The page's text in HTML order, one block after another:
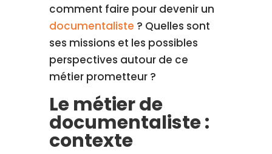
comment faire pour devenir un
documentaliste ? Quelles sont
ses missions et les possibles
perspectives autour de ce
métier prometteur ?
Le métier de
documentaliste :
contexte